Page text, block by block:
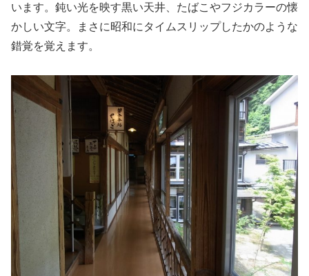
います。鈍い光を映す黒い天井、たばこやフジカラーの懐
かしい文字。まさに昭和にタイムスリップしたかのような
錯覚を覚えます。